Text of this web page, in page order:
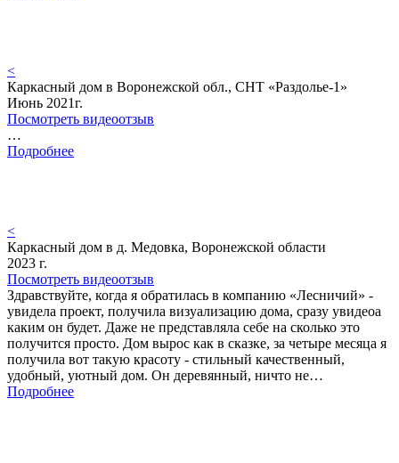
<
Каркасный дом в Воронежской обл., СНТ «Раздолье-1»
Июнь 2021г.
Посмотреть видеоотзыв
…
Подробнее
<
Каркасный дом в д. Медовка, Воронежской области
2023 г.
Посмотреть видеоотзыв
Здравствуйте, когда я обратилась в компанию «Лесничий» -
увидела проект, получила визуализацию дома, сразу увидеоа
каким он будет. Даже не представляла себе на сколько это
получится просто. Дом вырос как в сказке, за четыре месяца я
получила вот такую красоту - стильный качественный,
удобный, уютный дом. Он деревянный, ничто не…
Подробнее